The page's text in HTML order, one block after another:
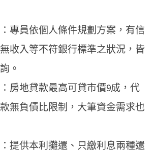
專員依個人條件規劃方案，有信
收入等不符銀行標準之狀況，皆
。
房地貸款最高可貸市價9成，代
無負債比限制，大筆資金需求也
提供本利攤還、只繳利息兩種還